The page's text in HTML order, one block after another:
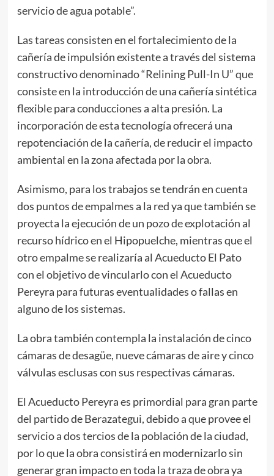
servicio de agua potable”.
Las tareas consisten en el fortalecimiento de la
cañería de impulsión existente a través del sistema
constructivo denominado “Relining Pull-In U” que
consiste en la introducción de una cañería sintética
flexible para conducciones a alta presión. La
incorporación de esta tecnología ofrecerá una
repotenciación de la cañería, de reducir el impacto
ambiental en la zona afectada por la obra.
Asimismo, para los trabajos se tendrán en cuenta
dos puntos de empalmes a la red ya que también se
proyecta la ejecución de un pozo de explotación al
recurso hídrico en el Hipopuelche, mientras que el
otro empalme se realizaría al Acueducto El Pato
con el objetivo de vincularlo con el Acueducto
Pereyra para futuras eventualidades o fallas en
alguno de los sistemas.
La obra también contempla la instalación de cinco
cámaras de desagüe, nueve cámaras de aire y cinco
válvulas esclusas con sus respectivas cámaras.
El Acueducto Pereyra es primordial para gran parte
del partido de Berazategui, debido a que provee el
servicio a dos tercios de la población de la ciudad,
por lo que la obra consistirá en modernizarlo sin
generar gran impacto en toda la traza de obra ya